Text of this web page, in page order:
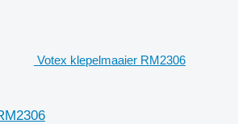
Votex klepelmaaier RM2306